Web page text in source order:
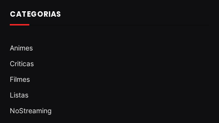
CATEGORIAS
Animes
Criticas
Filmes
Listas
NoStreaming